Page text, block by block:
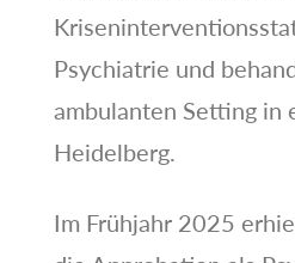
Psychiatrie und
ambulanten Setting in
Heidelberg.
Im Frühjahr 2025